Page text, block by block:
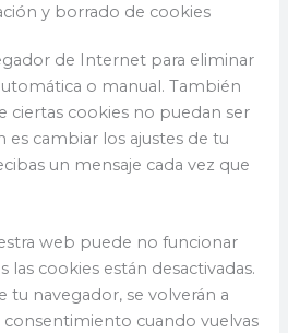
y borrado de cookies
de Internet para eliminar
o manual. También
ciertas cookies no puedan ser
es cambiar los ajustes de tu
un mensaje cada vez que
web puede no funcionar
cookies están desactivadas.
tu navegador, se volverán a
cuando vuelvas